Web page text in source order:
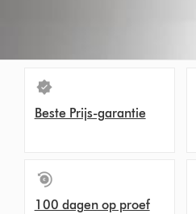
Beste Prijs-garantie
100 dagen op proef